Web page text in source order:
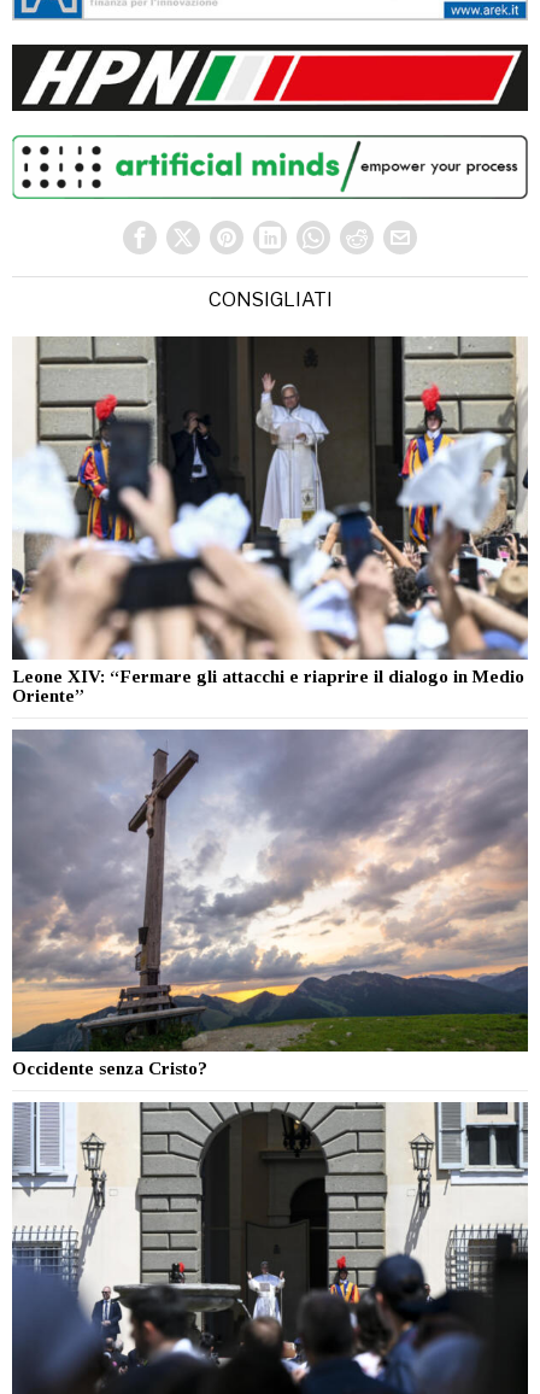
CONSIGLIATI
Leone XIV: “Fermare gli attacchi e riaprire il dialogo in Medio
Oriente”
Occidente senza Cristo?